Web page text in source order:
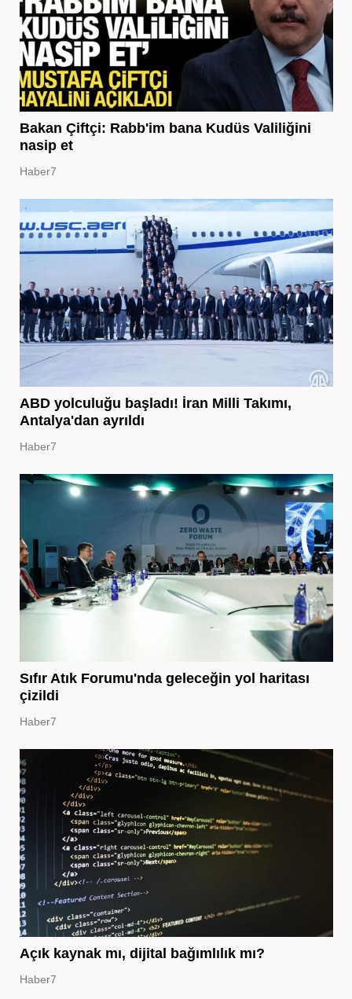
Bakan Çiftçi: Rabb'im bana Kudüs Valiliğini
nasip et
Haber7
ABD yolculuğu başladı! İran Milli Takımı,
Antalya'dan ayrıldı
Haber7
Sıfır Atık Forumu'nda geleceğin yol haritası
çizildi
Haber7
Açık kaynak mı, dijital bağımlılık mı?
Haber7